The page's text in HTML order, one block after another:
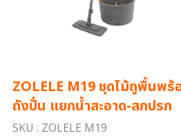
ZOLELE M19 ชุดไม้ถูพื้นพร้
ถังปั่น แยกน้ำสะอาด-สกปรก
SKU : ZOLELE M19